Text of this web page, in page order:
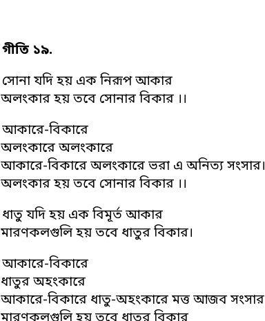
গীতি ১৯.
সোনা যদি হয় এক নিরূপ আকার
অলংকার হয় তবে সোনার বিকার ।।
আকারে-বিকারে
অলংকারে অলংকারে
আকারে-বিকারে অলংকারে ভরা এ অনিত্য সংসার।
অলংকার হয় তবে সোনার বিকার ।।
ধাতু যদি হয় এক বিমূর্ত আকার
মারণকলগুলি হয় তবে ধাতুর বিকার।
আকারে-বিকারে
ধাতুর অহংকারে
আকারে-বিকারে ধাতু-অহংকারে মত্ত আজব সংসার